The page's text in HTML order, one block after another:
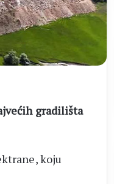
gradilišta
koju